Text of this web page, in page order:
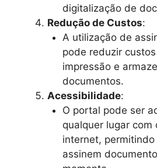
digitalização de
Redução de Custos:
A utilização de
pode reduzir
impressão e
documentos.
Acessibilidade:
O portal pode ser
qualquer lugar com
internet,
assinem